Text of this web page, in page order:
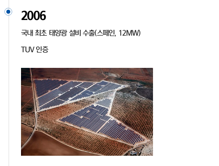
2006
국내 최초 태양광 설비 수출(스페인, 12MW)
TUV 인증